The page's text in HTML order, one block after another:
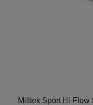
Milltek Sport Hi-Flow